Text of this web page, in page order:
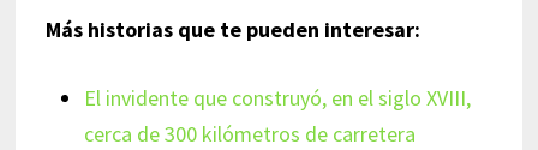
Más historias que te pueden interesar:
El invidente que construyó, en el siglo XVIII,
cerca de 300 kilómetros de carretera